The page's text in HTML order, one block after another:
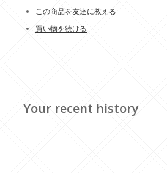
この商品を友達に教える
買い物を続ける
Your recent history